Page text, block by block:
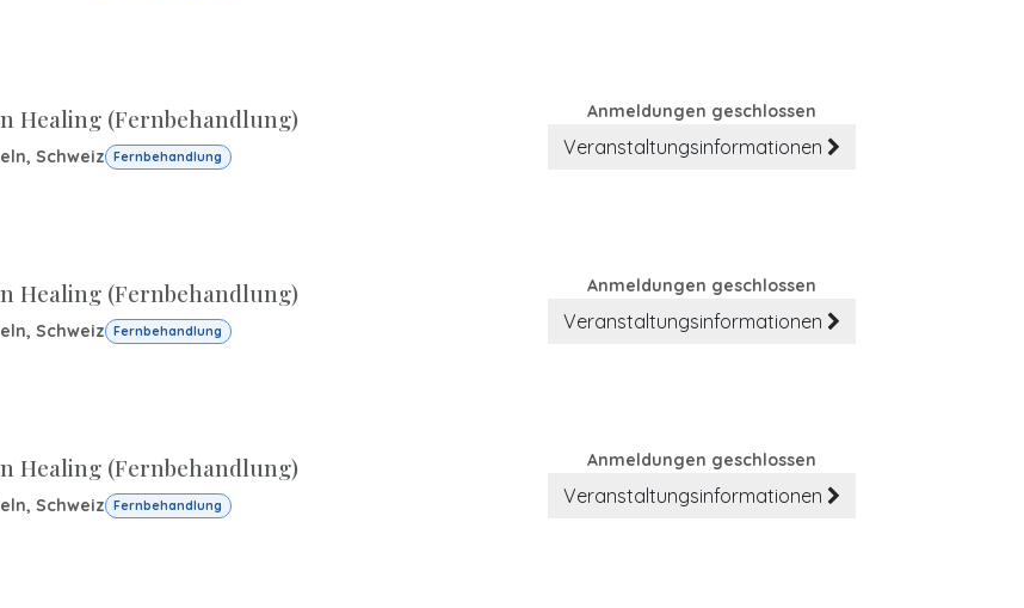
Healing (Fernbehandlung)
, Schweiz Fernbehandlung
Anmeldungen geschlossen
Veranstaltungsinformationen
Healing (Fernbehandlung)
, Schweiz Fernbehandlung
Anmeldungen geschlossen
Veranstaltungsinformationen
Healing (Fernbehandlung)
, Schweiz Fernbehandlung
Anmeldungen geschlossen
Veranstaltungsinformationen